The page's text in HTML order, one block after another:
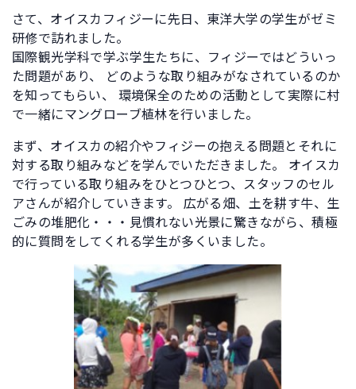
さて、オイスカフィジーに先日、東洋大学の学生がゼミ
研修で訪れました。
国際観光学科で学ぶ学生たちに、フィジーではどういっ
た問題があり、 どのような取り組みがなされているのか
を知ってもらい、 環境保全のための活動として実際に村
で一緒にマングローブ植林を行いました。
まず、オイスカの紹介やフィジーの抱える問題とそれに
対する取り組みなどを学んでいただきました。 オイスカ
で行っている取り組みをひとつひとつ、スタッフのセル
アさんが紹介していきます。 広がる畑、土を耕す牛、生
ごみの堆肥化・・・見慣れない光景に驚きながら、積極
的に質問をしてくれる学生が多くいました。